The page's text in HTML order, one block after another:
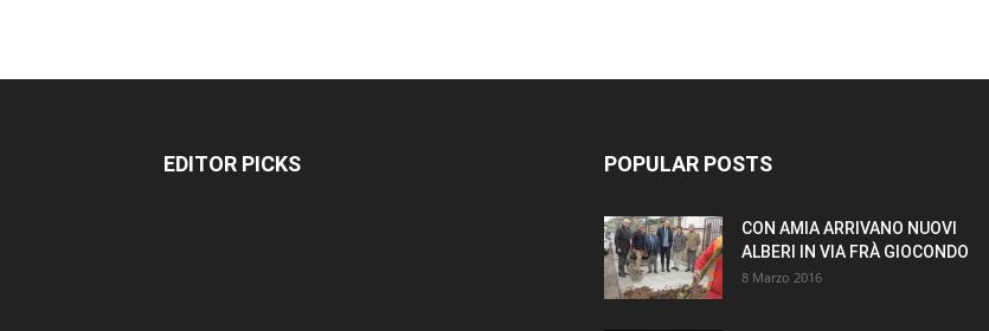
EDITOR PICKS POPULAR POSTS
CON AMIA ARRIVANO NUOVI
ALBERI IN VIA FRÀ GIOCONDO
8 Marzo 2016